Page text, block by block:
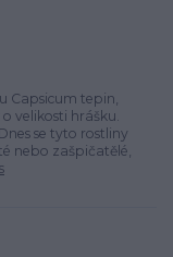
Capsicum tepin,
velikosti hrášku.
se tyto rostliny
nebo zašpičatělé,